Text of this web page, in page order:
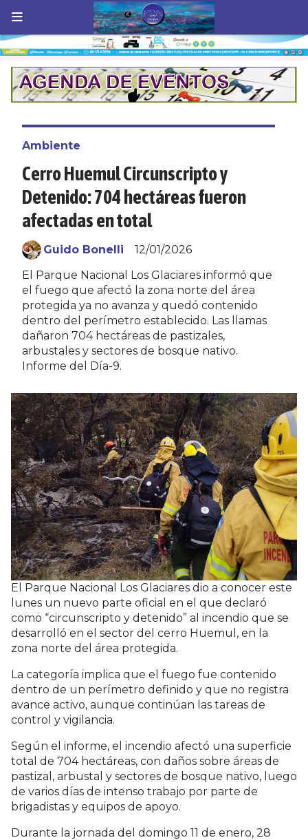
Cerro Huemul Circunscripto y
Detenido: 704 hectáreas fueron
afectadas en total
El Parque Nacional Los Glaciares informó que
el fuego que afectó la zona norte del área
protegida ya no avanza y quedó contenido
dentro del perímetro establecido. Las llamas
dañaron 704 hectáreas de pastizales,
arbustales y sectores de bosque nativo.
Informe del Día-9.
Ambiente
12/01/2026
Guido Bonelli
El Parque Nacional Los Glaciares dio a conocer este
lunes un nuevo parte oficial en el que declaró
como “circunscripto y detenido” al incendio que se
desarrolló en el sector del cerro Huemul, en la
zona norte del área protegida.
La categoría implica que el fuego fue contenido
dentro de un perímetro definido y que no registra
avance activo, aunque continúan las tareas de
control y vigilancia.
Según el informe, el incendio afectó una superficie
total de 704 hectáreas, con daños sobre áreas de
pastizal, arbustal y sectores de bosque nativo, luego
de varios días de intenso trabajo por parte de
brigadistas y equipos de apoyo.
Durante la jornada del domingo 11 de enero, 28